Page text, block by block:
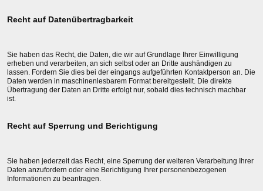
Recht auf Datenübertragbarkeit
Sie haben das Recht, die Daten, die wir auf Grundlage Ihrer Einwilligung
erheben und verarbeiten, an sich selbst oder an Dritte aushändigen zu
lassen. Fordern Sie dies bei der eingangs aufgeführten Kontaktperson an. Die
Daten werden in maschinenlesbarem Format bereitgestellt. Die direkte
Übertragung der Daten an Dritte erfolgt nur, sobald dies technisch machbar
ist.
Recht auf Sperrung und Berichtigung
Sie haben jederzeit das Recht, eine Sperrung der weiteren Verarbeitung Ihrer
Daten anzufordern oder eine Berichtigung Ihrer personenbezogenen
Informationen zu beantragen.